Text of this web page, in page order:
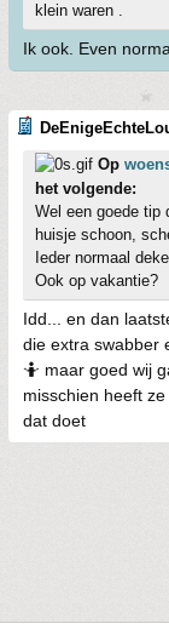
klein waren .
Ik ook. Even
Op
het volgende:
Wel een goede tip
huisje schoon,
Ieder normaal
Ook op vakantie?
Idd... en dan
die extra swabber
🤷 maar goed wij
misschien heeft
dat doet